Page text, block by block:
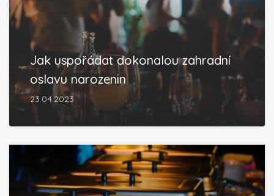
Jak uspořádat dokonalou zahradní
oslavu narozenin
23.04.2023